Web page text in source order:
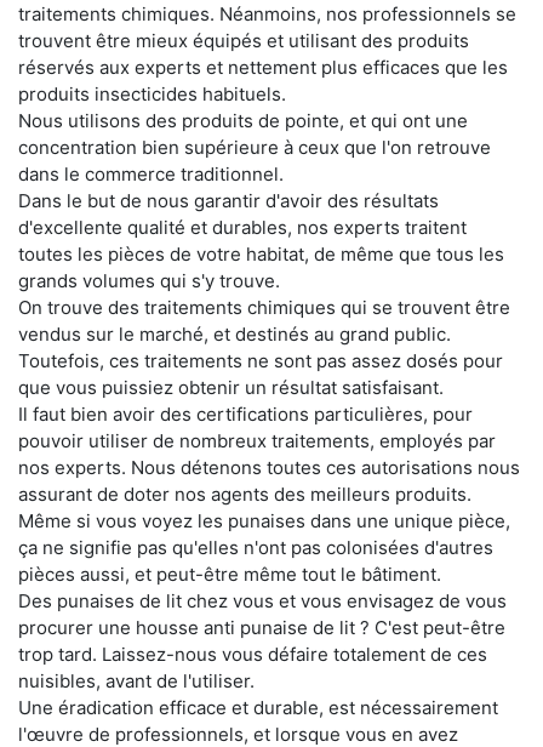
traitements chimiques. Néanmoins, nos professionnels se
trouvent être mieux équipés et utilisant des produits
réservés aux experts et nettement plus efficaces que les
produits insecticides habituels.
Nous utilisons des produits de pointe, et qui ont une
concentration bien supérieure à ceux que l'on retrouve
dans le commerce traditionnel.
Dans le but de nous garantir d'avoir des résultats
d'excellente qualité et durables, nos experts traitent
toutes les pièces de votre habitat, de même que tous les
grands volumes qui s'y trouve.
On trouve des traitements chimiques qui se trouvent être
vendus sur le marché, et destinés au grand public.
Toutefois, ces traitements ne sont pas assez dosés pour
que vous puissiez obtenir un résultat satisfaisant.
Il faut bien avoir des certifications particulières, pour
pouvoir utiliser de nombreux traitements, employés par
nos experts. Nous détenons toutes ces autorisations nous
assurant de doter nos agents des meilleurs produits.
Même si vous voyez les punaises dans une unique pièce,
ça ne signifie pas qu'elles n'ont pas colonisées d'autres
pièces aussi, et peut-être même tout le bâtiment.
Des punaises de lit chez vous et vous envisagez de vous
procurer une housse anti punaise de lit ? C'est peut-être
trop tard. Laissez-nous vous défaire totalement de ces
nuisibles, avant de l'utiliser.
Une éradication efficace et durable, est nécessairement
l'œuvre de professionnels, et lorsque vous en avez